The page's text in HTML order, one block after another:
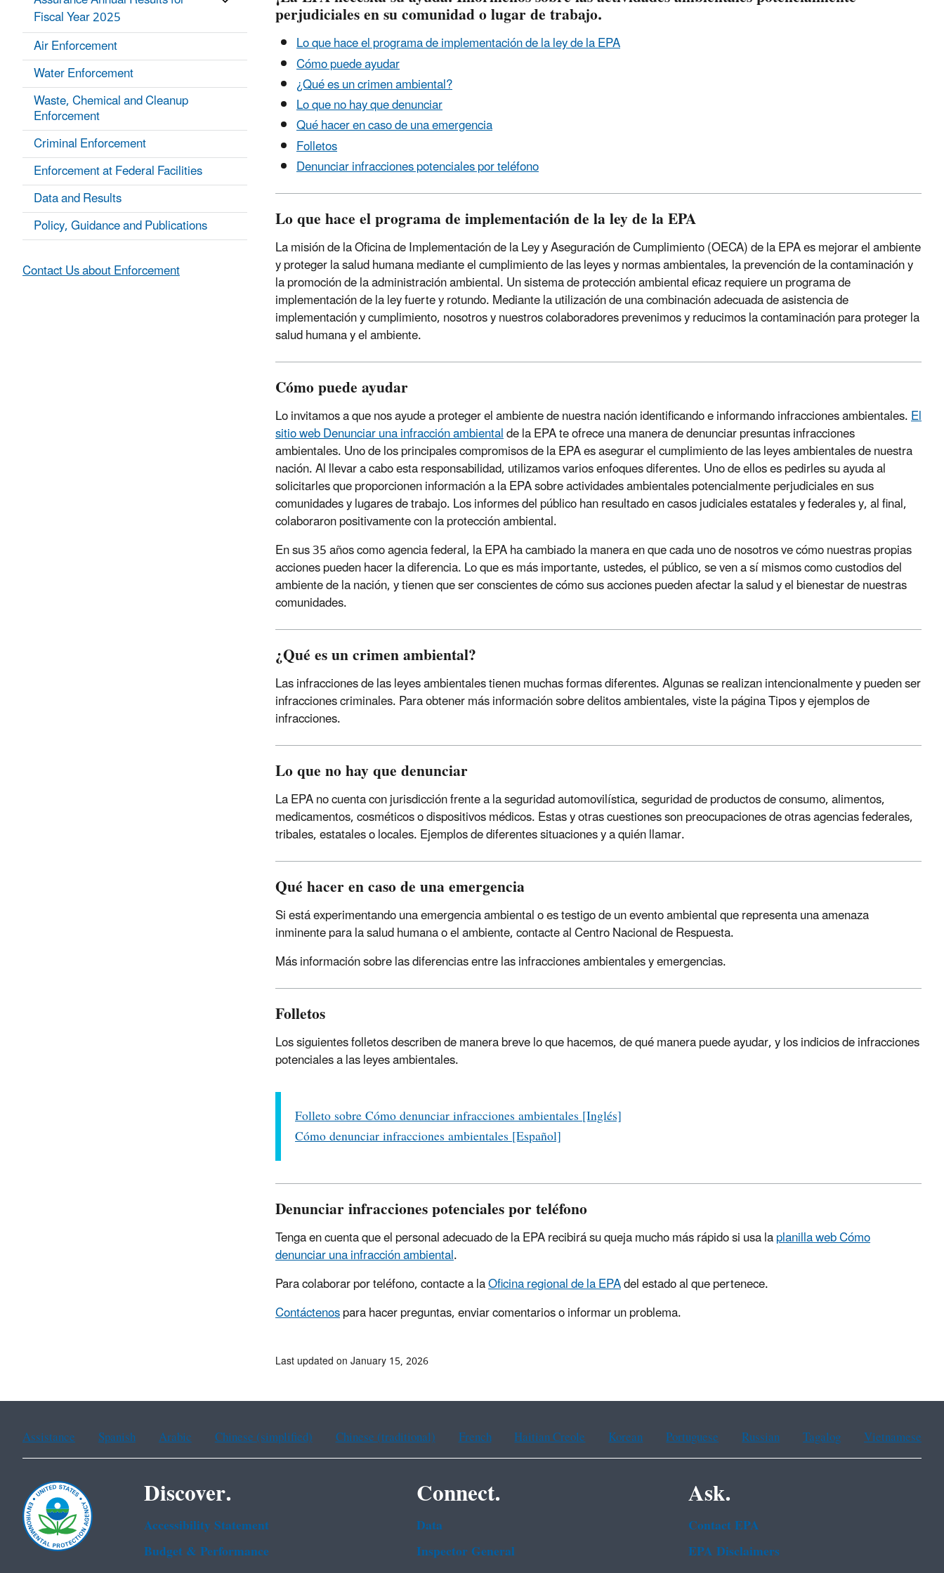
perjudiciales en su comunidad o lugar de trabajo.
Lo que hace el programa de implementación de la ley de la EPA
Cómo puede ayudar
¿Qué es un crimen ambiental?
Lo que no hay que denunciar
Qué hacer en caso de una emergencia
Folletos
Denunciar infracciones potenciales por teléfono
Lo que hace el programa de implementación de la ley de la EPA
La misión de la Oficina de Implementación de la Ley y Aseguración de Cumplimiento (OECA) de la EPA es mejorar el ambiente
y proteger la salud humana mediante el cumplimiento de las leyes y normas ambientales, la prevención de la contaminación y
la promoción de la administración ambiental. Un sistema de protección ambiental eficaz requiere un programa de
implementación de la ley fuerte y rotundo. Mediante la utilización de una combinación adecuada de asistencia de
implementación y cumplimiento, nosotros y nuestros colaboradores prevenimos y reducimos la contaminación para proteger la
salud humana y el ambiente.
Cómo puede ayudar
Lo invitamos a que nos ayude a proteger el ambiente de nuestra nación identificando e informando infracciones ambientales.El
sitio web Denunciar una infracción ambientalde la EPA te ofrece una manera de denunciar presuntas infracciones
ambientales. Uno de los principales compromisos de la EPA es asegurar el cumplimiento de las leyes ambientales de nuestra
nación. Al llevar a cabo esta responsabilidad, utilizamos varios enfoques diferentes. Uno de ellos es pedirles su ayuda al
solicitarles que proporcionen información a la EPA sobre actividades ambientales potencialmente perjudiciales en sus
comunidades y lugares de trabajo. Los informes del público han resultado en casos judiciales estatales y federales y, al final,
colaboraron positivamente con la protección ambiental.
En sus 35 años como agencia federal, la EPA ha cambiado la manera en que cada uno de nosotros ve cómo nuestras propias
acciones pueden hacer la diferencia. Lo que es más importante, ustedes, el público, se ven a sí mismos como custodios del
ambiente de la nación, y tienen que ser conscientes de cómo sus acciones pueden afectar la salud y el bienestar de nuestras
comunidades.
¿Qué es un crimen ambiental?
Las infracciones de las leyes ambientales tienen muchas formas diferentes. Algunas se realizan intencionalmente y pueden ser
infracciones criminales. Para obtener más información sobre delitos ambientales, viste la página Tipos y ejemplos de
infracciones.
Lo que no hay que denunciar
La EPA no cuenta con jurisdicción frente a la seguridad automovilística, seguridad de productos de consumo, alimentos,
medicamentos, cosméticos o dispositivos médicos. Estas y otras cuestiones son preocupaciones de otras agencias federales,
tribales, estatales o locales. Ejemplos de diferentes situaciones y a quién llamar.
Qué hacer en caso de una emergencia
Si está experimentando una emergencia ambiental o es testigo de un evento ambiental que representa una amenaza
inminente para la salud humana o el ambiente, contacte al Centro Nacional de Respuesta.
Más información sobre las diferencias entre las infracciones ambientales y emergencias.
Folletos
Los siguientes folletos describen de manera breve lo que hacemos, de qué manera puede ayudar, y los indicios de infracciones
potenciales a las leyes ambientales.
Folleto sobre Cómo denunciar infracciones ambientales [Inglés]
Cómo denunciar infracciones ambientales [Español]
Denunciar infracciones potenciales por teléfono
Tenga en cuenta que el personal adecuado de la EPA recibirá su queja mucho más rápido si usa laplanilla web Cómo
denunciar una infracción ambiental.
Para colaborar por teléfono, contacte a laOficina regional de la EPAdel estado al que pertenece.
Contáctenospara hacer preguntas, enviar comentarios o informar un problema.
Fiscal Year 2025
Air Enforcement
Water Enforcement
Waste, Chemical and Cleanup
Enforcement
Criminal Enforcement
Enforcement at Federal Facilities
Data and Results
Policy, Guidance and Publications
Contact Us about Enforcement
Last updated on January 15, 2026
Assistance Spanish Arabic Chinese (simplified) Chinese (traditional) French Haitian Creole Korean Portuguese Russian Tagalog Vietnamese
Discover.
Accessibility Statement
Budget & Performance
Connect.
Data
Inspector General
Ask.
Contact EPA
EPA Disclaimers